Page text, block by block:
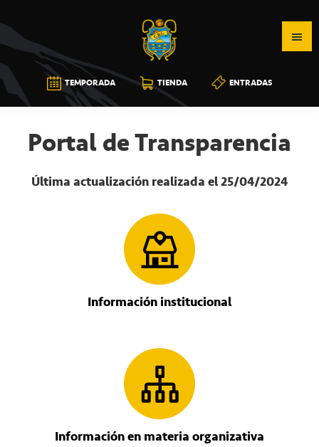
a
la
navegación
principal
al
contenido
principal
a
la
barra
lateral
principal
CB
CANARIAS
TEMPORADA TIENDA ENTRADAS
Portal de Transparencia
Última actualización realizada el 25/04/2024
Información institucional
Información en materia organizativa